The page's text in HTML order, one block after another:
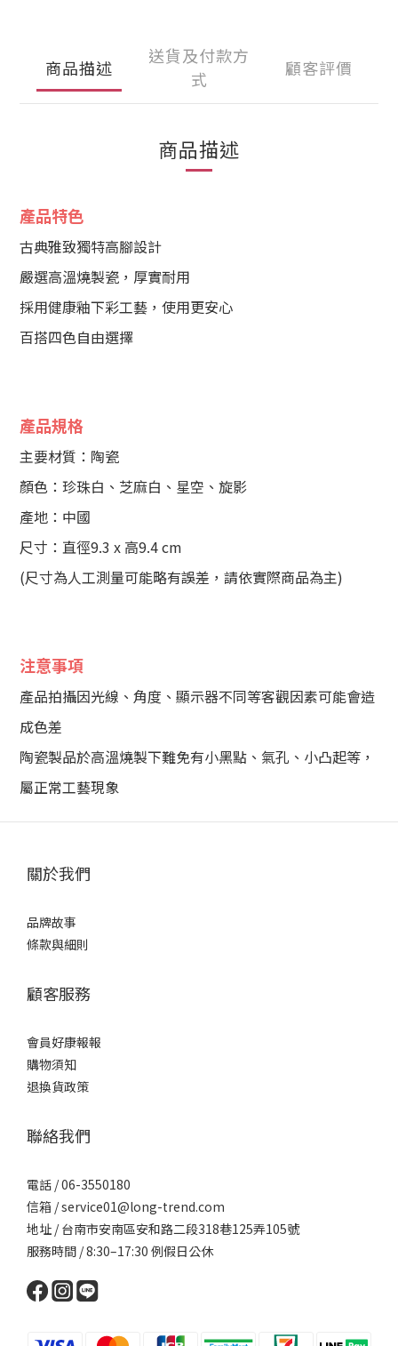
商品描述
送貨及付款方
式
顧客評價
商品描述
產品特色
古典雅致獨特高腳設計
嚴選高溫燒製瓷，厚實耐用
採用健康釉下彩工藝，使用更安心
百搭四色自由選擇
產品規格
主要材質：陶瓷
顏色：珍珠白、芝麻白、星空、旋影
產地：中國
尺寸：直徑9.3 x 高9.4 cm
(尺寸為人工測量可能略有誤差，請依實際商品為主)
注意事項
產品拍攝因光線、角度、顯示器不同等客觀因素可能會造
成色差
陶瓷製品於高溫燒製下難免有小黑點、氣孔、小凸起等，
屬正常工藝現象
關於我們
品牌故事
條款與細則
顧客服務
會員好康報報
購物須知
退換貨政策
聯絡我們
電話 / 06-3550180
信箱 / service01@long-trend.com
地址 / 台南市安南區安和路二段318巷125弄105號
服務時間 / 8:30–17:30 例假日公休